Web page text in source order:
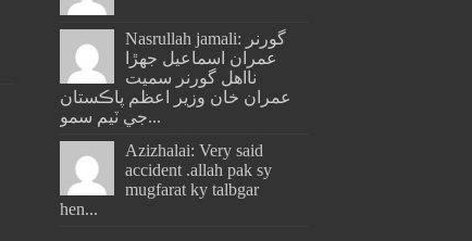
Nasrullah jamali: گورنر
عمران اسماعيل جھڙا
نااهل گورنر سميت
عمران خان وزير اعظم پاڪستان
جي ٽيم سمو...
Azizhalai: Very said
accident .allah pak sy
mugfarat ky talbgar
hen...